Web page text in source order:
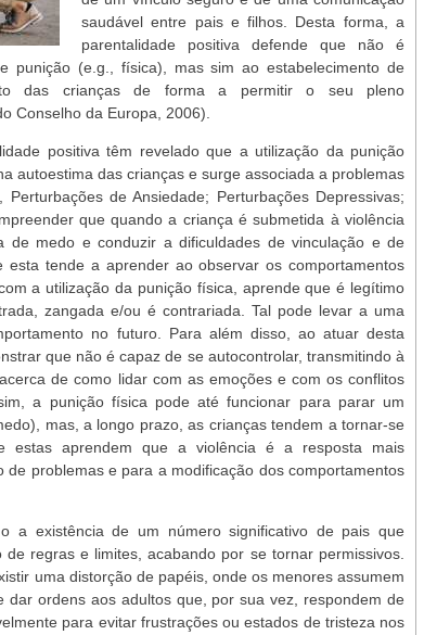
saudável entre pais e filhos. Desta forma, a
parentalidade positiva defende que não é
punição (e.g., física), mas sim ao estabelecimento de
das crianças de forma a permitir o seu pleno
Conselho da Europa, 2006).
positiva têm revelado que a utilização da punição
autoestima das crianças e surge associada a problemas
de Ansiedade; Perturbações Depressivas;
que quando a criança é submetida à violência
de medo e conduzir a dificuldades de vinculação e de
esta tende a aprender ao observar os comportamentos
a utilização da punição física, aprende que é legítimo
zangada e/ou é contrariada. Tal pode levar a uma
no futuro. Para além disso, ao atuar desta
que não é capaz de se autocontrolar, transmitindo à
de como lidar com as emoções e com os conflitos
a punição física pode até funcionar para parar um
mas, a longo prazo, as crianças tendem a tornar-se
estas aprendem que a violência é a resposta mais
problemas e para a modificação dos comportamentos
a existência de um número significativo de pais que
regras e limites, acabando por se tornar permissivos.
uma distorção de papéis, onde os menores assumem
ordens aos adultos que, por sua vez, respondem de
para evitar frustrações ou estados de tristeza nos